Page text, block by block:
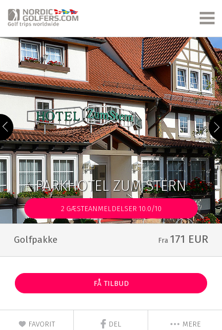
PARKHOTEL ZUM STERN
2GÆSTEANMELDELSER 10.0/10
Golfpakke Fra 171 EUR
FÅ TILBUD
FAVORIT DEL MERE